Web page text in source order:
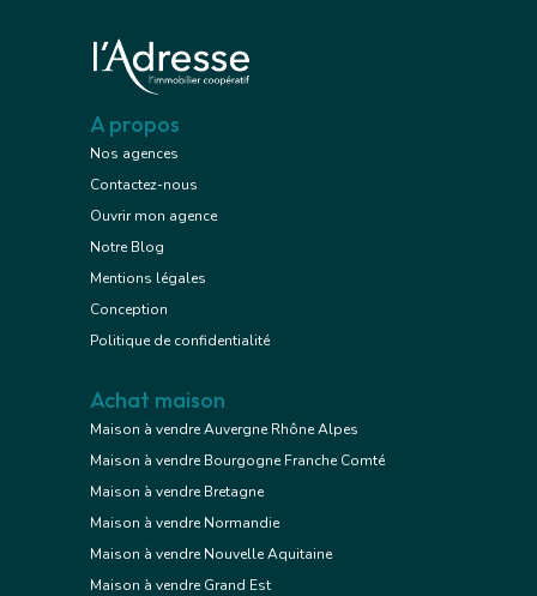
A propos
Nos agences
Contactez-nous
Ouvrir mon agence
Notre Blog
Mentions légales
Conception
Politique de confidentialité
Achat maison
Maison à vendre Auvergne Rhône Alpes
Maison à vendre Bourgogne Franche Comté
Maison à vendre Bretagne
Maison à vendre Normandie
Maison à vendre Nouvelle Aquitaine
Maison à vendre Grand Est